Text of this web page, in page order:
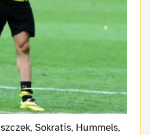
Sokratis, Hummels,